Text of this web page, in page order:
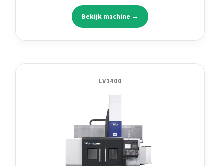
Bekijk machine →
LV1400